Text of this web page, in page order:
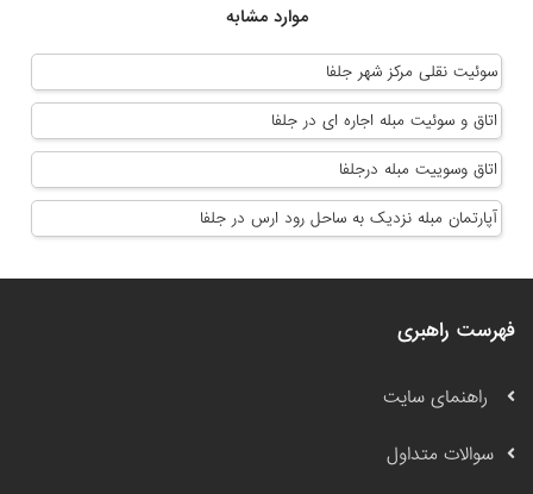
موارد مشابه
سوئیت نقلی مرکز شهر جلفا
اتاق و سوئیت مبله اجاره ای در جلفا
اتاق وسوییت مبله درجلفا
آپارتمان مبله نزدیک به ساحل رود ارس در جلفا
فهرست راهبری
راهنمای سایت
سوالات متداول